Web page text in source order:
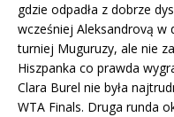
gdzie odpadła z dobrze
wcześniej Aleksandrovą w
turniej Muguruzy, ale nie
Hiszpanka co prawda
Clara Burel nie była
WTA Finals. Druga runda